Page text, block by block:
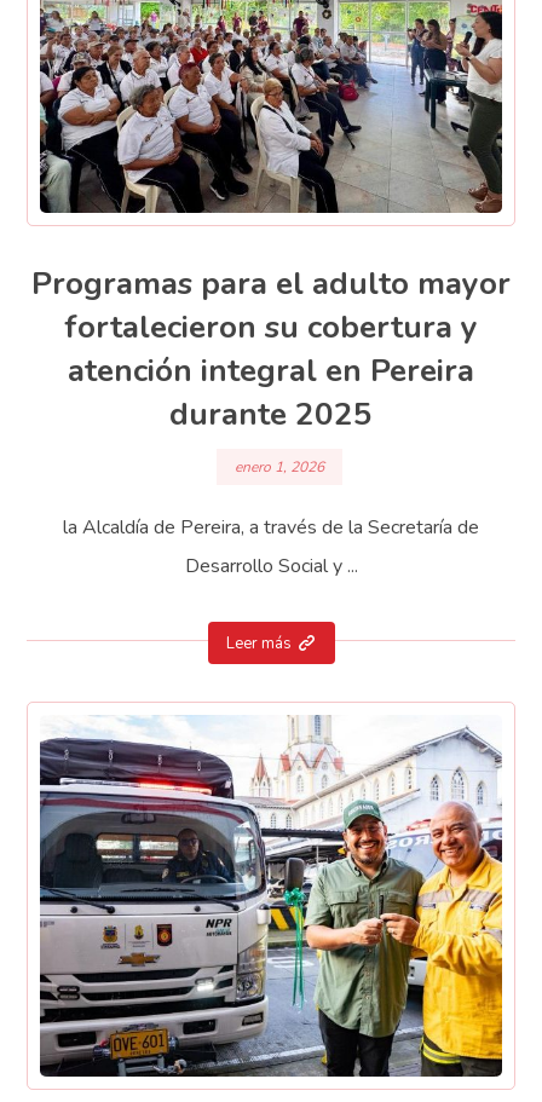
Programas para el adulto mayor
fortalecieron su cobertura y
atención integral en Pereira
durante 2025
enero 1, 2026
la Alcaldía de Pereira, a través de la Secretaría de
Desarrollo Social y ...
Leer más